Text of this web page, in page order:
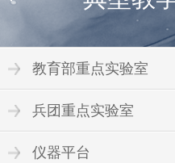
教育部重点实验室
兵团重点实验室
仪器平台